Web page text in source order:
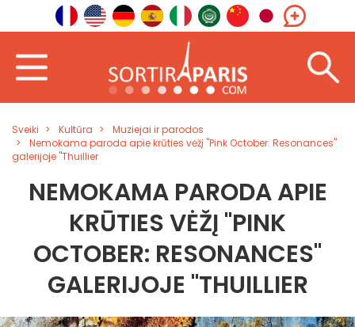
Sveiki Kultūra
Muziejai ir parodos
Nemokama paroda apie krūties vėžį "Pink October: Resonances"
galerijoje "Thuillier
NEMOKAMA PARODA APIE
KRŪTIES VĖŽĮ "PINK
OCTOBER: RESONANCES"
GALERIJOJE "THUILLIER